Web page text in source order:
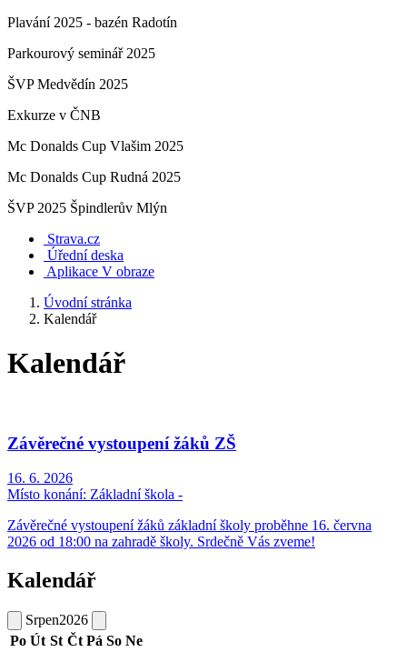
Plavání 2025 - bazén Radotín
Parkourový seminář 2025
ŠVP Medvědín 2025
Exkurze v ČNB
Mc Donalds Cup Vlašim 2025
Mc Donalds Cup Rudná 2025
ŠVP 2025 Špindlerův Mlýn
Strava.cz
Úřední deska
Aplikace V obraze
Úvodní stránka
Kalendář
Kalendář
Závěrečné vystoupení žáků ZŠ
16. 6. 2026
Místo konání: Základní škola -
Závěrečné vystoupení žáků základní školy proběhne 16. června
2026 od 18:00 na zahradě školy. Srdečně Vás zveme!
Kalendář
Srpen2026
Po Út St Čt Pá So Ne